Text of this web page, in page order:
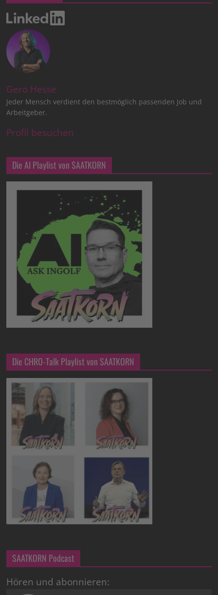
Gero Hesse
Jeder Mensch verdient den bestmöglich passenden Job und
Arbeitgeber.
Profil besuchen
Die AI Playlist von SAATKORN
Die CHRO-Talk Playlist von SAATKORN
SAATKORN Podcast
Hören und abonnieren: